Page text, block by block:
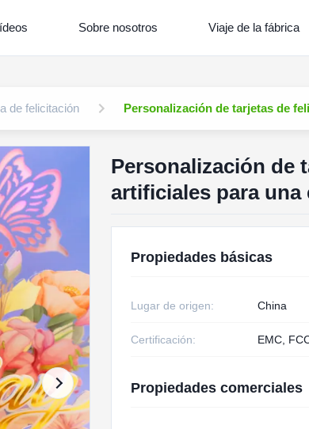
Sobre nosotros Viaje de la fábrica
de felicitación Personalización de tarjetas de
Personalización de
artificiales para una
Propiedades básicas
Lugar de origen: China
Certificación: EMC,
Propiedades comerciales